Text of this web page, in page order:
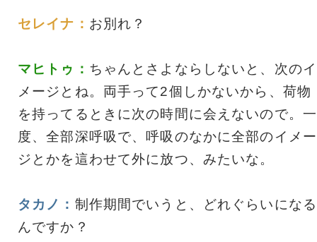
セレイナ： お別れ？
マヒトゥ： ちゃんとさよならしないと、次のイ
メージとね。両手って2個しかないから、荷物
を持ってるときに次の時間に会えないので。一
度、全部深呼吸で、呼吸のなかに全部のイメー
ジとかを這わせて外に放つ、みたいな。
タカノ： 制作期間でいうと、どれぐらいになる
んですか？